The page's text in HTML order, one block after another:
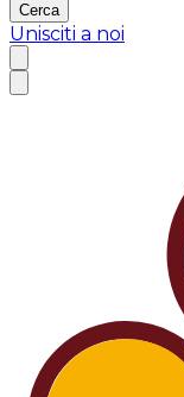
Cerca
Unisciti a noi